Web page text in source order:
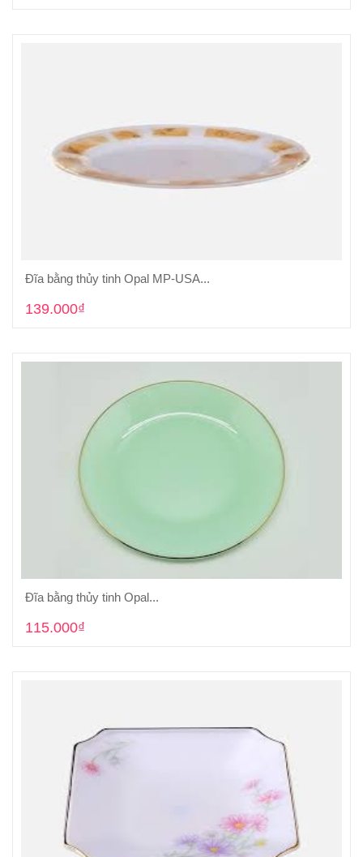
Cho vào giỏ hàng
Đĩa bằng thủy tinh Opal MP-USA...
139.000₫
Cho vào giỏ hàng
Đĩa bằng thủy tinh Opal...
115.000₫